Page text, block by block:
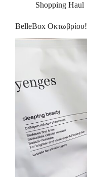
Shopping Haul
BelleBox Οκτωβρίου!